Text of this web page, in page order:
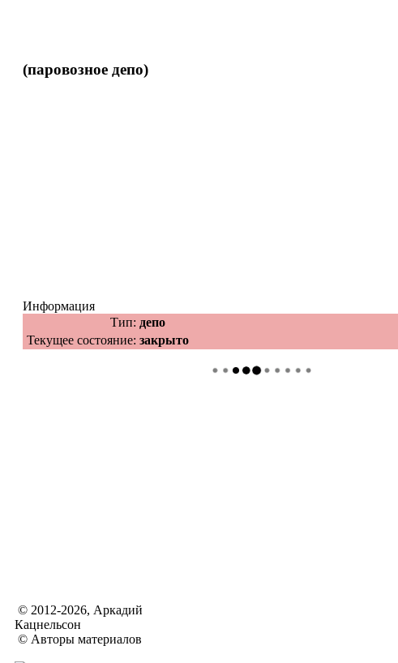
(паровозное депо)
Информация
Тип: депо
Текущее состояние: закрыто
© 2012-2026, Аркадий
Кацнельсон
© Авторы материалов